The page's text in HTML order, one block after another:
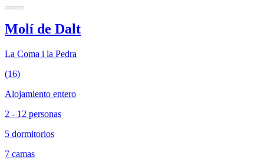
Molí de Dalt
La Coma i la Pedra
(16)
Alojamiento entero
2 - 12 personas
5 dormitorios
7 camas